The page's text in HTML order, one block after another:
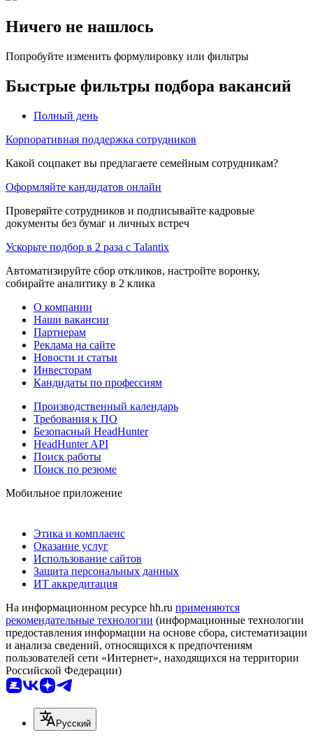
Ничего не нашлось
Попробуйте изменить формулировку или фильтры
Быстрые фильтры подбора вакансий
Полный день
Корпоративная поддержка сотрудников
Какой соцпакет вы предлагаете семейным сотрудникам?
Оформляйте кандидатов онлайн
Проверяйте сотрудников и подписывайте кадровые
документы без бумаг и личных встреч
Ускорьте подбор в 2 раза с Talantix
Автоматизируйте сбор откликов, настройте воронку,
собирайте аналитику в 2 клика
О компании
Наши вакансии
Партнерам
Реклама на сайте
Новости и статьи
Инвесторам
Кандидаты по профессиям
Производственный календарь
Требования к ПО
Безопасный HeadHunter
HeadHunter API
Поиск работы
Поиск по резюме
Мобильное приложение
Этика и комплаенс
Оказание услуг
Использование сайтов
Защита персональных данных
ИТ аккредитация
На информационном ресурсе hh.ru применяются
рекомендательные технологии (информационные технологии
предоставления информации на основе сбора, систематизации
и анализа сведений, относящихся к предпочтениям
пользователей сети «Интернет», находящихся на территории
Российской Федерации)
Русский